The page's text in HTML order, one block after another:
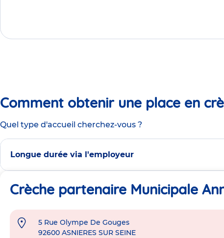
Comment obtenir une place en
Quel type d'accueil cherchez-vous ?
Longue durée via l'employeur
Crèche partenaire Municipale
Adresse
5 Rue Olympe De Gouges
92600 ASNIERES SUR SEINE